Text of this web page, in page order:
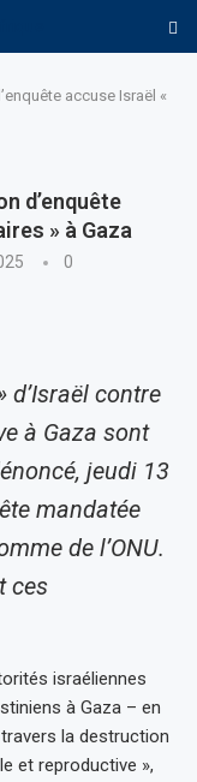
accuse Israël «
d’enquête
» à Gaza
0
d’Israël contre
à Gaza sont
jeudi 13
mandatée
de l’ONU.
ces
israéliennes
à Gaza – en
la destruction
et reproductive »,